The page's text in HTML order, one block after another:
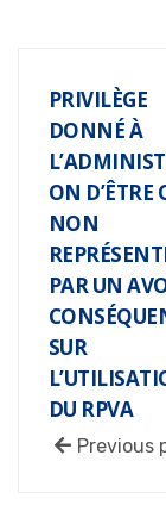
PRIVILÈGE
DONNÉ À
ON D’ÊTRE
NON
PAR UN
SUR
DU RPVA
Previous